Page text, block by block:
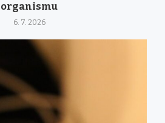
organismu
6. 7. 2026